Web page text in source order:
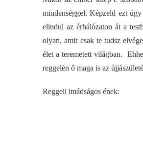
mindenséggel. Képzeld ezt
elindul az érhálózaton át a
olyan, amit csak te tudsz
élet a teremetett világban.
reggelén ő maga is az
Reggeli imádságos ének: